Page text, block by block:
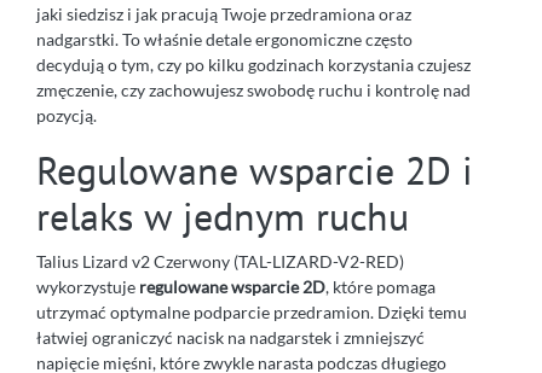
jaki siedzisz i jak pracują Twoje przedramiona oraz
nadgarstki. To właśnie detale ergonomiczne często
decydują o tym, czy po kilku godzinach korzystania czujesz
zmęczenie, czy zachowujesz swobodę ruchu i kontrolę nad
pozycją.
Regulowane wsparcie 2D i
relaks w jednym ruchu
Talius Lizard v2 Czerwony (TAL-LIZARD-V2-RED)
wykorzystuje regulowane wsparcie 2D, które pomaga
utrzymać optymalne podparcie przedramion. Dzięki temu
łatwiej ograniczyć nacisk na nadgarstek i zmniejszyć
napięcie mięśni, które zwykle narasta podczas długiego